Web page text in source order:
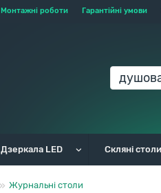
Монтажні роботи Гарантійні умови
Дзеркала LED Скляні столи
Журнальні столи